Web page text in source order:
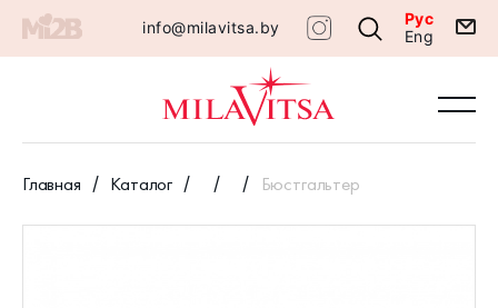
info@milavitsa.by
Рус
Eng
Главная Каталог Бюстгальтер